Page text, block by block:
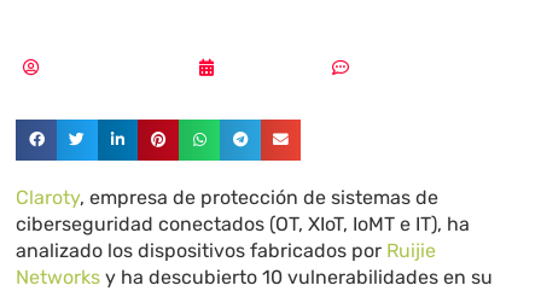
Claroty, empresa de protección de sistemas de
ciberseguridad conectados (OT, XIoT, IoMT e IT), ha
analizado los dispositivos fabricados por Ruijie
Networks y ha descubierto 10 vulnerabilidades en su